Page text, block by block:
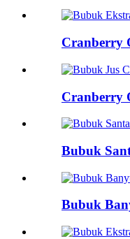
Cranberry
Cranberry
Bubuk
Bubuk